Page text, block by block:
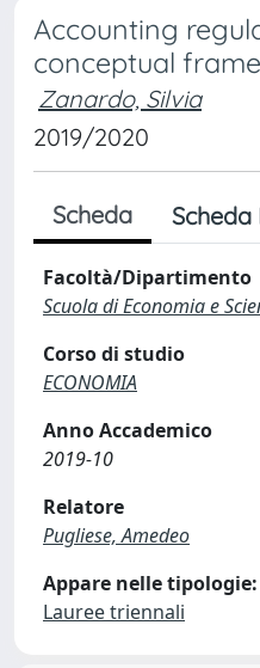
Accounting
conceptual
Zanardo, Silvia
2019/2020
Scheda Scheda
Facoltà/Dipartimento
Scuola di Economia e
Corso di studio
ECONOMIA
Anno Accademico
2019-10
Relatore
Pugliese, Amedeo
Appare nelle tipologie:
Lauree triennali